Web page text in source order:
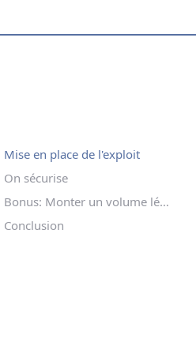
Mise en place de l'exploit
On sécurise
Bonus: Monter un volume légitime en écriture
Conclusion